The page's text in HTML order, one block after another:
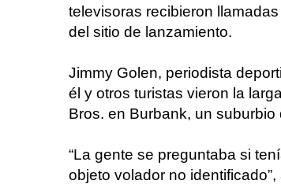
televisoras recibieron
del sitio de lanzamiento.
Jimmy Golen, periodista
él y otros turistas vieron la
Bros. en Burbank, un suburbio
“La gente se preguntaba si
objeto volador no